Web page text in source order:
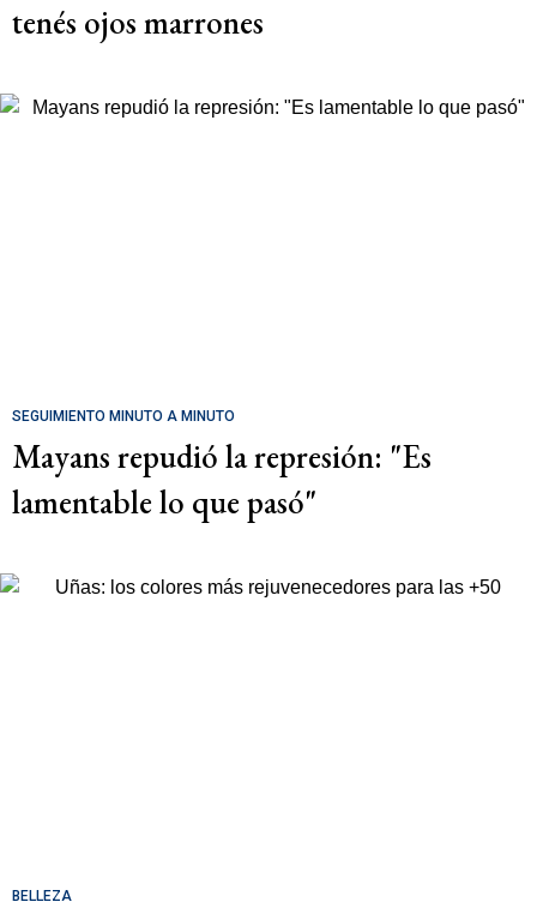
tenés ojos marrones
SEGUIMIENTO MINUTO A MINUTO
Mayans repudió la represión: "Es
lamentable lo que pasó"
BELLEZA